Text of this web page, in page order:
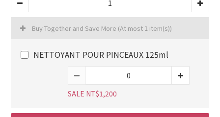
Buy Together and Save More (At most 1 item(s))
NETTOYANT POUR PINCEAUX 125ml
SALE NT$1,200